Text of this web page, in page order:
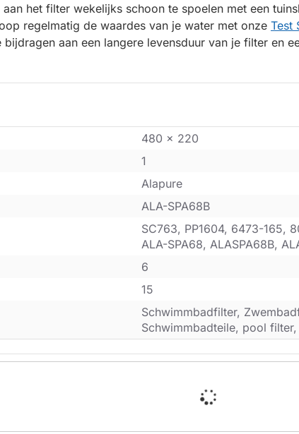
het filter wekelijks schoon te spoelen met een
regelmatig de waardes van je water met onze Test
bijdragen aan een langere levensduur van je filter en
480 x 220
1
Alapure
ALA-SPA68B
SC763, PP1604, 6473-165,
ALA-SPA68, ALASPA68B,
6
15
Schwimmbadfilter,
Schwimmbadteile, pool